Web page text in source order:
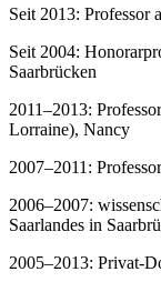
Seit 2013: Professor
Seit 2004:
Saarbrücken
2011–2013:
Lorraine), Nancy
2007–2011:
2006–2007:
Saarlandes in
2005–2013: Privat-